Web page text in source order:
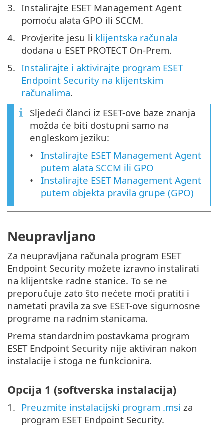
Instalirajte ESET Management Agent
pomoću alata GPO ili SCCM.
Provjerite jesu li klijentska računala
dodana u ESET PROTECT On-Prem.
Instalirajte i aktivirajte program ESET
Endpoint Security na klijentskim
računalima.
Sljedeći članci iz ESET-ove baze znanja
možda će biti dostupni samo na
engleskom jeziku:
Instalirajte ESET Management Agent
putem alata SCCM ili GPO
Instalirajte ESET Management Agent
putem objekta pravila grupe (GPO)
Neupravljano
Za neupravljana računala program ESET
Endpoint Security možete izravno instalirati
na klijentske radne stanice. To se ne
preporučuje zato što nećete moći pratiti i
nametati pravila za sve ESET-ove sigurnosne
programe na radnim stanicama.
Prema standardnim postavkama program
ESET Endpoint Security nije aktiviran nakon
instalacije i stoga ne funkcionira.
Opcija 1 (softverska instalacija)
Preuzmite instalacijski program .msi za
program ESET Endpoint Security.